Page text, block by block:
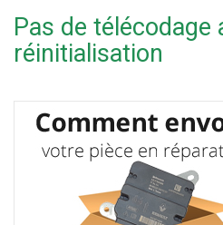
Pas de télécodage
réinitialisation